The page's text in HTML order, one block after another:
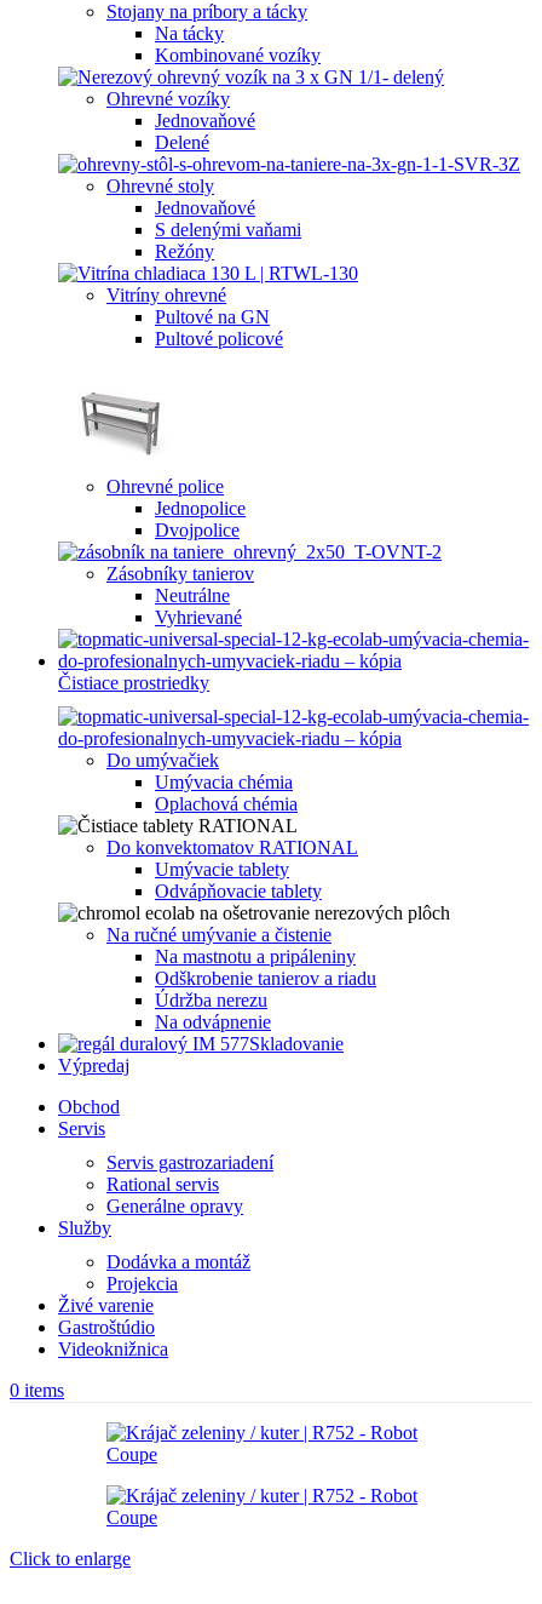
Stojany na príbory a tácky
Na tácky
Kombinované vozíky
Ohrevné vozíky
Jednovaňové
Delené
Ohrevné stoly
Jednovaňové
S delenými vaňami
Režóny
Vitríny ohrevné
Pultové na GN
Pultové policové
Ohrevné police
Jednopolice
Dvojpolice
Zásobníky tanierov
Neutrálne
Vyhrievané
Čistiace prostriedky
Do umývačiek
Umývacia chémia
Oplachová chémia
Do konvektomatov RATIONAL
Umývacie tablety
Odvápňovacie tablety
Na ručné umývanie a čistenie
Na mastnotu a pripáleniny
Odškrobenie tanierov a riadu
Údržba nerezu
Na odvápnenie
Skladovanie
Výpredaj
Obchod
Servis
Servis gastrozariadení
Rational servis
Generálne opravy
Služby
Dodávka a montáž
Projekcia
Živé varenie
Gastroštúdio
Videoknižnica
0 items
Click to enlarge